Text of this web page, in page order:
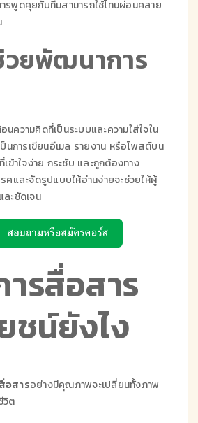
รพูดคุยกับทีมสามารถใช้โทนผ่อนคลาย
วยพัฒนาการ
นความคิดที่เป็นระบบและความใส่ใจใน
ป็นการเขียนอีเมล รายงาน หรือโพสต์บน
เข้าใจง่าย กระชับ และถูกต้องทาง
คและจัดรูปแบบให้อ่านง่ายจะช่วยให้ผู้
ละชัดเจน
ารสื่อสาร
ชน์ยังไง
อสารอย่างมีคุณภาพจะเปลี่ยนทั้งภาพ
วิต